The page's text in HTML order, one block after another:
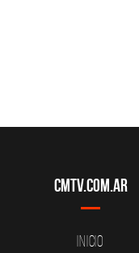
CMTV.com.ar
Inicio